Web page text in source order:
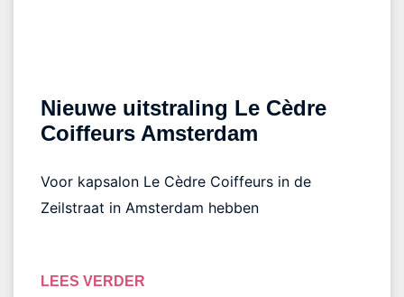
Nieuwe uitstraling Le Cèdre
Coiffeurs Amsterdam
Voor kapsalon Le Cèdre Coiffeurs in de
Zeilstraat in Amsterdam hebben
LEES VERDER